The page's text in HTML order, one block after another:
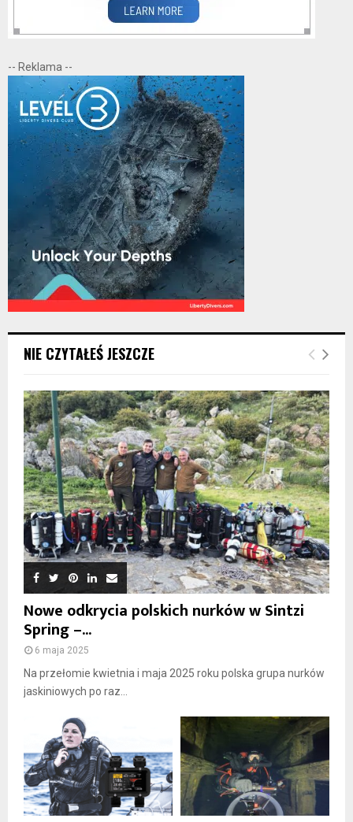
-- Reklama --
NIE CZYTAŁEŚ JESZCZE
Nowe odkrycia polskich nurków w Sintzi
Spring –...
6 maja 2025
Na przełomie kwietnia i maja 2025 roku polska grupa nurków
jaskiniowych po raz...